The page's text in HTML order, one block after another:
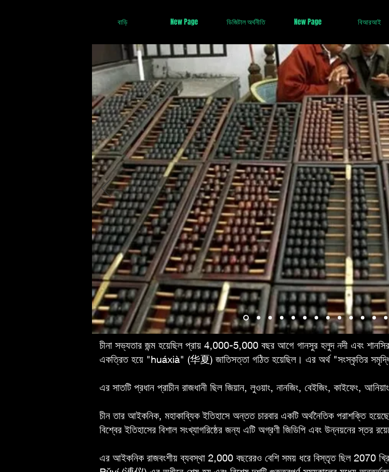
বাড়ি New Page ডিজিটাল অর্থনীতি New Page বিআরআই
চীনা সভ্যতার জন্ম হয়েছিল প্রায় 4,000-5,000 বছর আগে গানসুর হলুদ নদী এবং শানসির
একত্রিত হয়ে "huáxià" (华夏) জাতিসত্তা গঠিত হয়েছিল। এর অর্থ "সংস্কৃতির
এর সাতটি প্রধান প্রাচীন রাজধানী ছিল জিয়ান, লুওয়াং, নানজিং, বেইজিং, কাইফেং,
চীন তার আইকনিক, মহাকাব্যিক ইতিহাসে অন্তত চারবার একটি অর্থনৈতিক পরাশক্তি
বিশ্বের ইতিহাসের বিশাল সংখ্যাগরিষ্ঠের জন্য এটি অগ্রণী জিডিপি এবং উন্নয়নের স্তর
এর আইকনিক রাজবংশীয় ব্যবস্থা 2,000 বছরেরও বেশি সময় ধরে বিস্তৃত ছিল 2070